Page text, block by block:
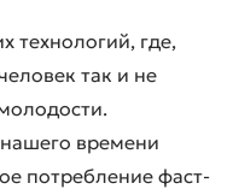
технологий, где,
так и не
времени
потребление фаст-